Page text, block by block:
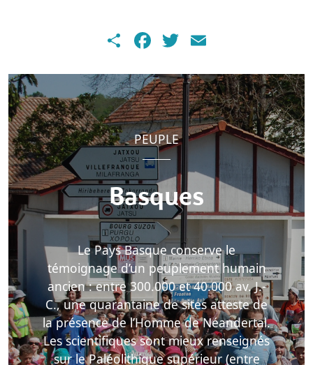
ShareFacebook
Twitter
PEUPLE
Basques
Le Pays Basque conserve le
témoignage d’un peuplement humain
ancien : entre 300.000 et 40.000 av. J.-
C., une quarantaine de sites atteste de
la présence de l’Homme de Néandertal.
Les scientifiques sont mieux renseignés
sur le Paléolithique supérieur (entre